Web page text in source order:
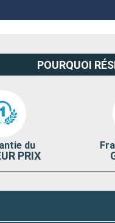
POURQUOI
du
PRIX